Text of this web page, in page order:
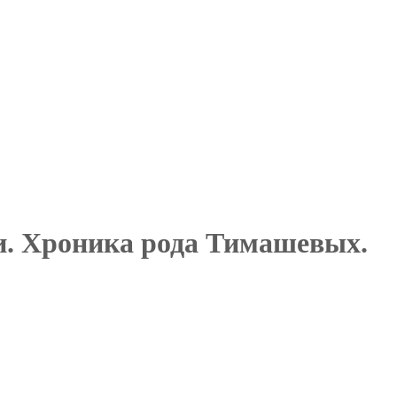
Хроника рода Тимашевых.